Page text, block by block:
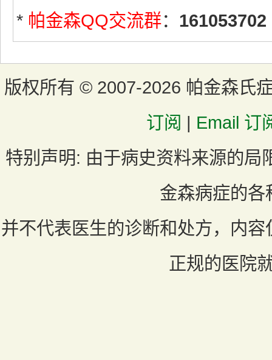
* 帕金森QQ交流群： 161053702
版权所有 © 2007-2026 帕金森氏
订阅 | Email 订
特别声明: 由于病史资料来源的局
金森病症的各
并不代表医生的诊断和处方，内
正规的医院